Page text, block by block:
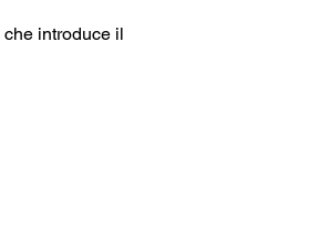
introduce il